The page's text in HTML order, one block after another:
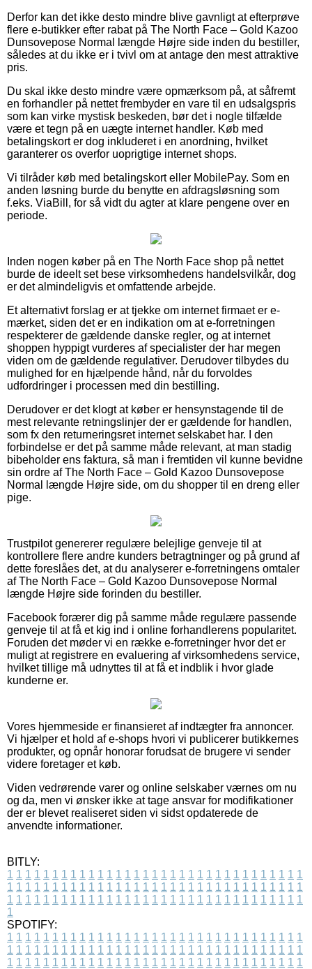
Derfor kan det ikke desto mindre blive gavnligt at efterprøve
flere e-butikker efter rabat på The North Face – Gold Kazoo
Dunsovepose Normal længde Højre side inden du bestiller,
således at du ikke er i tvivl om at antage den mest attraktive
pris.
Du skal ikke desto mindre være opmærksom på, at såfremt
en forhandler på nettet frembyder en vare til en udsalgspris
som kan virke mystisk beskeden, bør det i nogle tilfælde
være et tegn på en uægte internet handler. Køb med
betalingskort er dog inkluderet i en anordning, hvilket
garanterer os overfor uoprigtige internet shops.
Vi tilråder køb med betalingskort eller MobilePay. Som en
anden løsning burde du benytte en afdragsløsning som
f.eks. ViaBill, for så vidt du agter at klare pengene over en
periode.
Inden nogen køber på en The North Face shop på nettet
burde de ideelt set bese virksomhedens handelsvilkår, dog
er det almindeligvis et omfattende arbejde.
Et alternativt forslag er at tjekke om internet firmaet er e-
mærket, siden det er en indikation om at e-forretningen
respekterer de gældende danske regler, og at internet
shoppen hyppigt vurderes af specialister der har megen
viden om de gældende regulativer. Derudover tilbydes du
mulighed for en hjælpende hånd, når du forvoldes
udfordringer i processen med din bestilling.
Derudover er det klogt at køber er hensynstagende til de
mest relevante retningslinjer der er gældende for handlen,
som fx den returneringsret internet selskabet har. I den
forbindelse er det på samme måde relevant, at man stadig
bibeholder ens faktura, så man i fremtiden vil kunne bevidne
sin ordre af The North Face – Gold Kazoo Dunsovepose
Normal længde Højre side, om du shopper til en dreng eller
pige.
Trustpilot genererer regulære belejlige genveje til at
kontrollere flere andre kunders betragtninger og på grund af
dette foreslåes det, at du analyserer e-forretningens omtaler
af The North Face – Gold Kazoo Dunsovepose Normal
længde Højre side forinden du bestiller.
Facebook forærer dig på samme måde regulære passende
genveje til at få et kig ind i online forhandlerens popularitet.
Foruden det møder vi en række e-forretninger hvor det er
muligt at registrere en evaluering af virksomhedens service,
hvilket tillige må udnyttes til at få et indblik i hvor glade
kunderne er.
Vores hjemmeside er finansieret af indtægter fra annoncer.
Vi hjælper et hold af e-shops hvori vi publicerer butikkernes
produkter, og opnår honorar forudsat de brugere vi sender
videre foretager et køb.
Viden vedrørende varer og online selskaber værnes om nu
og da, men vi ønsker ikke at tage ansvar for modifikationer
der er blevet realiseret siden vi sidst opdaterede de
anvendte informationer.
BITLY:
1 1 1 1 1 1 1 1 1 1 1 1 1 1 1 1 1 1 1 1 1 1 1 1 1 1 1 1 1 1 1 1 1
1 1 1 1 1 1 1 1 1 1 1 1 1 1 1 1 1 1 1 1 1 1 1 1 1 1 1 1 1 1 1 1 1
1 1 1 1 1 1 1 1 1 1 1 1 1 1 1 1 1 1 1 1 1 1 1 1 1 1 1 1 1 1 1 1 1
1
SPOTIFY:
1 1 1 1 1 1 1 1 1 1 1 1 1 1 1 1 1 1 1 1 1 1 1 1 1 1 1 1 1 1 1 1 1
1 1 1 1 1 1 1 1 1 1 1 1 1 1 1 1 1 1 1 1 1 1 1 1 1 1 1 1 1 1 1 1 1
1 1 1 1 1 1 1 1 1 1 1 1 1 1 1 1 1 1 1 1 1 1 1 1 1 1 1 1 1 1 1 1 1